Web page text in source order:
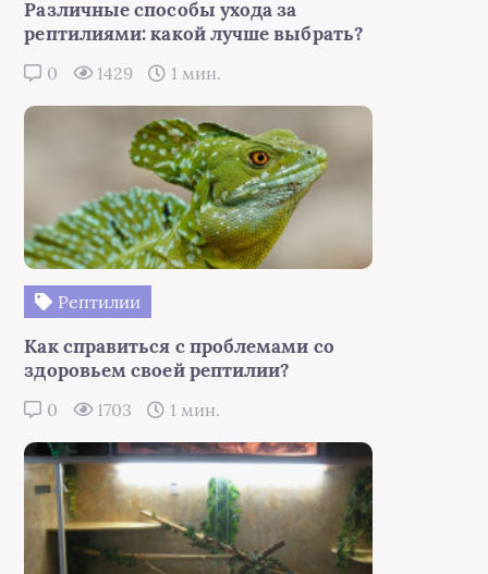
Различные способы ухода за
рептилиями: какой лучше выбрать?
0 1429 1 мин.
Рептилии
Как справиться с проблемами со
здоровьем своей рептилии?
0 1703 1 мин.